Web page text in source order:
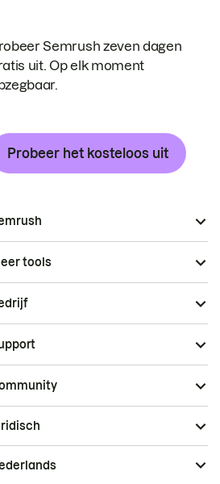
Semrush zeven dagen
uit. Op elk moment
Probeer het kosteloos uit
tools